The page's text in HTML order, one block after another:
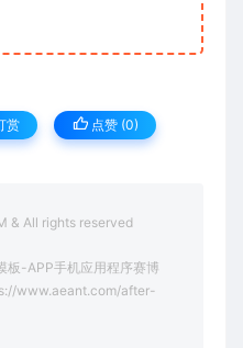
赏 点赞 (0)
& All rights reserved
板-APP手机应用程序赛博
www.aeant.com/after-